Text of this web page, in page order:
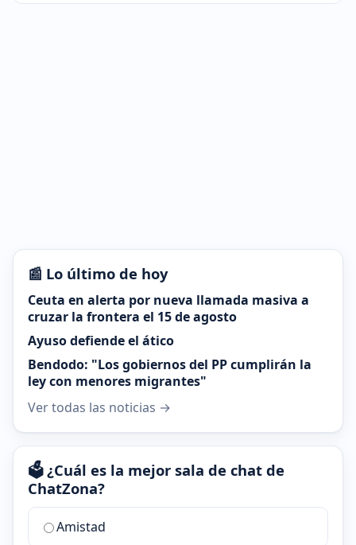
📰 Lo último de hoy
Ceuta en alerta por nueva llamada masiva a
cruzar la frontera el 15 de agosto
Ayuso defiende el ático
Bendodo: "Los gobiernos del PP cumplirán la
ley con menores migrantes"
Ver todas las noticias →
🗳️ ¿Cuál es la mejor sala de chat de
ChatZona?
¿Cuál
Amistad